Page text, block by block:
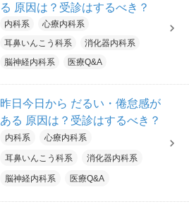
る 原因は？受診はするべき？
内科系
心療内科系
耳鼻いんこう科系
消化器内科系
脳神経内科系
医療Q&A
昨日今日から だるい・倦怠感が
ある 原因は？受診はするべき？
内科系 心療内科系
耳鼻いんこう科系 消化器内科系
脳神経内科系 医療Q&A